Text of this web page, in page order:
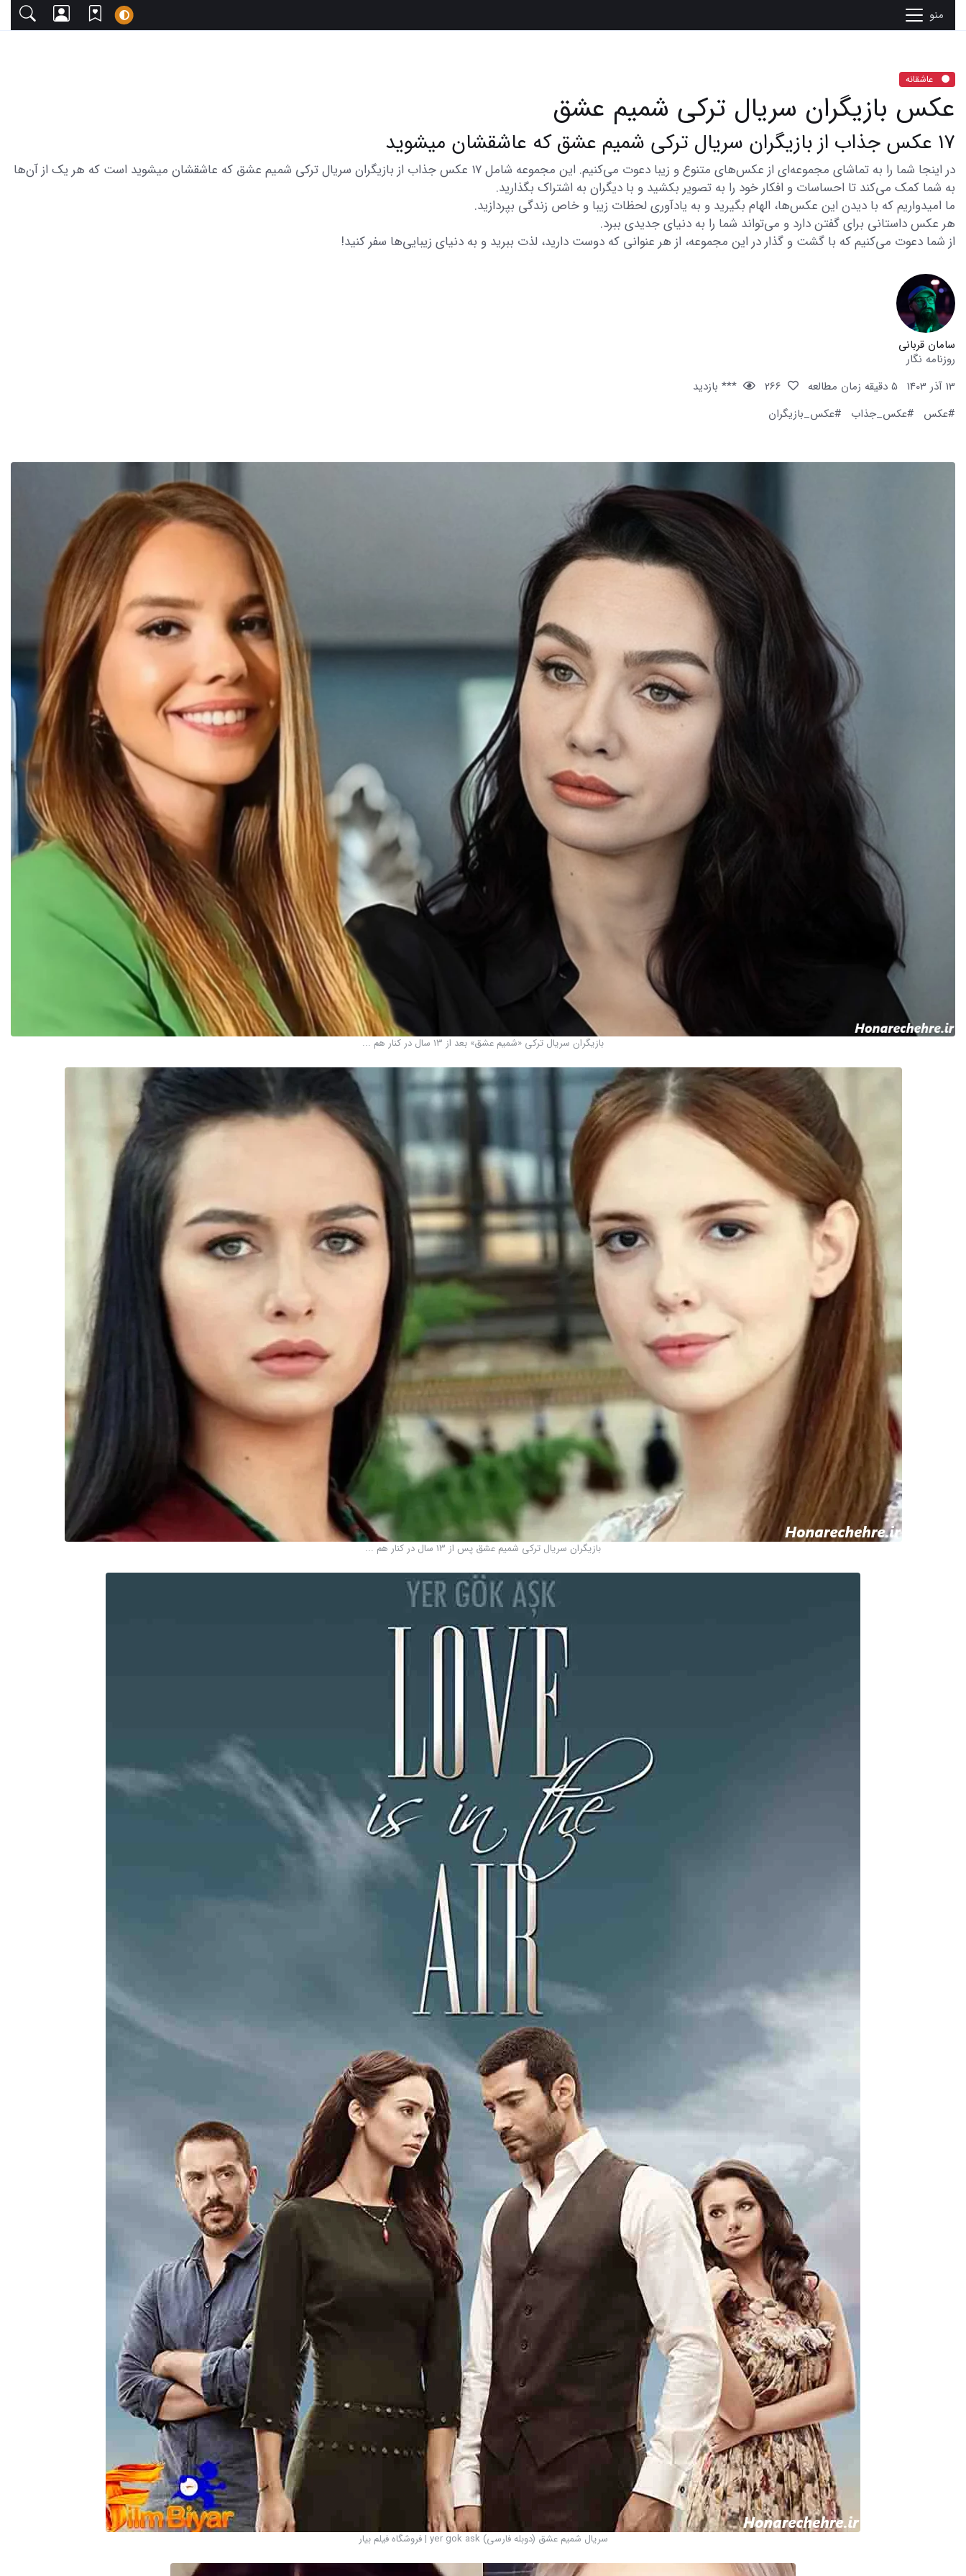
منو
عاشقانه
عکس بازیگران سریال ترکی شمیم عشق
17 عکس جذاب از بازیگران سریال ترکی شمیم عشق که عاشقشان میشوید
در اینجا شما را به تماشای مجموعه‌ای از عکس‌های متنوع و زیبا دعوت می‌کنیم. این مجموعه شامل 17 عکس جذاب از بازیگران سریال ترکی شمیم عشق که عاشقشان میشوید است که هر یک از آن‌ها
به شما کمک می‌کند تا احساسات و افکار خود را به تصویر بکشید و با دیگران به اشتراک بگذارید.
ما امیدواریم که با دیدن این عکس‌ها، الهام بگیرید و به یادآوری لحظات زیبا و خاص زندگی بپردازید.
هر عکس داستانی برای گفتن دارد و می‌تواند شما را به دنیای جدیدی ببرد.
از شما دعوت می‌کنیم که با گشت و گذار در این مجموعه، از هر عنوانی که دوست دارید، لذت ببرید و به دنیای زیبایی‌ها سفر کنید!
سامان قربانی
روزنامه نگار
13 آذر 1403
5 دقیقه زمان مطالعه
*** بازدید
#عکس
#عکس_جذاب #عکس_بازیگران
بازیگران سریال ترکی «شمیم عشق» بعد از ۱۳ سال در کنار هم ...
بازیگران سریال ترکی شمیم ​​عشق پس از 13 سال در کنار هم ...
سریال شمیم عشق (دوبله فارسی) yer gok ask | فروشگاه فیلم بیار